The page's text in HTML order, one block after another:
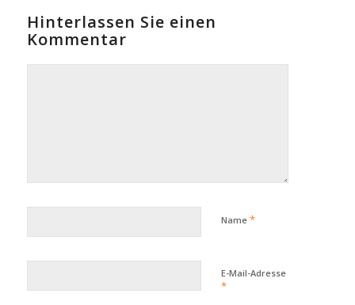
Hinterlassen Sie einen
Kommentar
Name *
E-Mail-Adresse
*